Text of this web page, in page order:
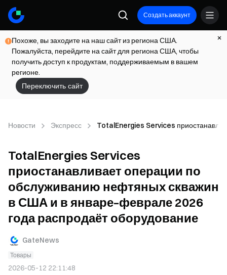
Создать аккаунт
Похоже, вы заходите на наш сайт из региона США.
Пожалуйста, перейдите на сайт для региона США, чтобы
получить доступ к продуктам, поддерживаемым в вашем
регионе.
Переключить сайт
Новости Экспресс TotalEnergies Services
TotalEnergies Services
приостанавливает операции по
обслуживанию нефтяных скважин
в США и в январе–феврале 2026
года распродаёт оборудование
GateNews
Товары
2026-05-12 22:11:48